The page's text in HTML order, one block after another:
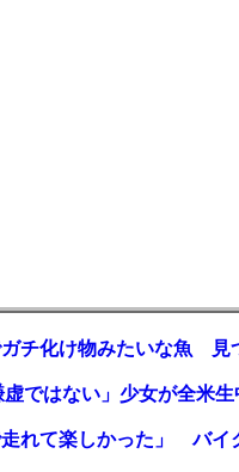
ガチ化け物みたいな魚 見